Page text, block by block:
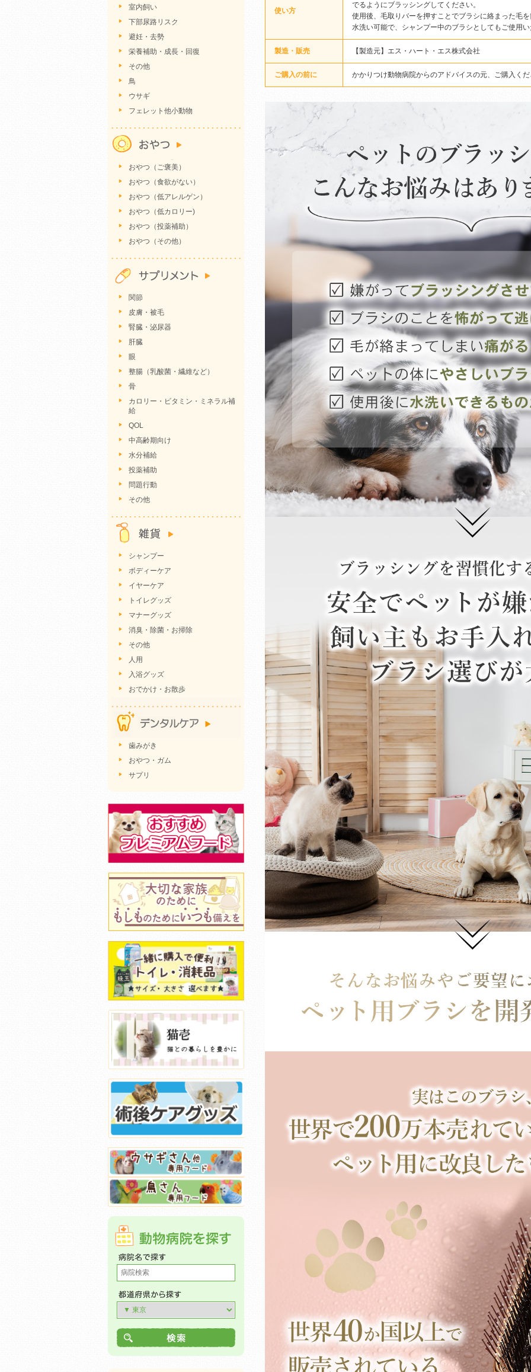
使い方
でるようにブラッシングしてください。
使用後、毛取りバーを押すことでブラシに絡まった毛
水洗い可能で、シャンプー中のブラシとしてもご使用
製造・販売 【製造元】エス・ハート・エス株式会社
ご購入の前に かかりつけ動物病院からのアドバイスの元、ご購入く
室内飼い
下部尿路リスク
避妊・去勢
栄養補助・成長・回復
その他
鳥
ウサギ
フェレット他小動物
おやつ（ご褒美）
おやつ（食欲がない）
おやつ（低アレルゲン）
おやつ（低カロリー)
おやつ（投薬補助）
おやつ（その他）
関節
皮膚・被毛
腎臓・泌尿器
肝臓
眼
整腸（乳酸菌・繊維など）
骨
カロリー・ビタミン・ミネラル補
給
QOL
中高齢期向け
水分補給
投薬補助
問題行動
その他
シャンプー
ボディーケア
イヤーケア
トイレグッズ
マナーグッズ
消臭・除菌・お掃除
その他
人用
入浴グッズ
おでかけ・お散歩
歯みがき
おやつ・ガム
サプリ